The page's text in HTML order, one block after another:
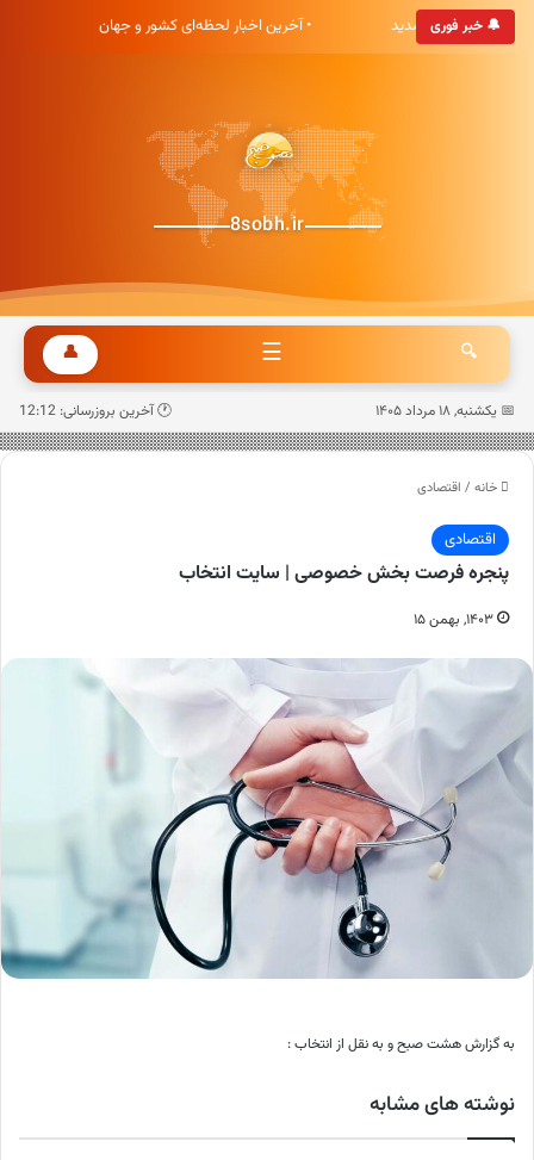
🔔 خبر فوری
هشت صبح خوش آمدید • آخرین اخبار لحظه‌ای کشور و جهان
8sobh.ir
🔍
☰
👤
📅 یکشنبه, ۱۸ مرداد ۱۴۰۵ 🕐 آخرین بروزرسانی: 12:12
خانه / اقتصادی
اقتصادی
پنجره فرصت بخش خصوصی | سایت انتخاب
۱۴۰۳, بهمن ۱۵
به گزارش هشت صبح و به نقل از انتخاب :
نوشته های مشابه